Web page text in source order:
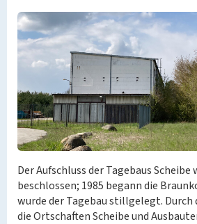
Der Aufschluss der Tagebaus Scheibe
beschlossen; 1985 begann die
wurde der Tagebau stillgelegt. Durch
die Ortschaften Scheibe und